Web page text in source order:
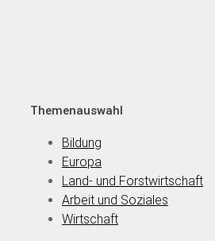
Themenauswahl
Bildung
Europa
Land- und Forstwirtschaft
Arbeit und Soziales
Wirtschaft